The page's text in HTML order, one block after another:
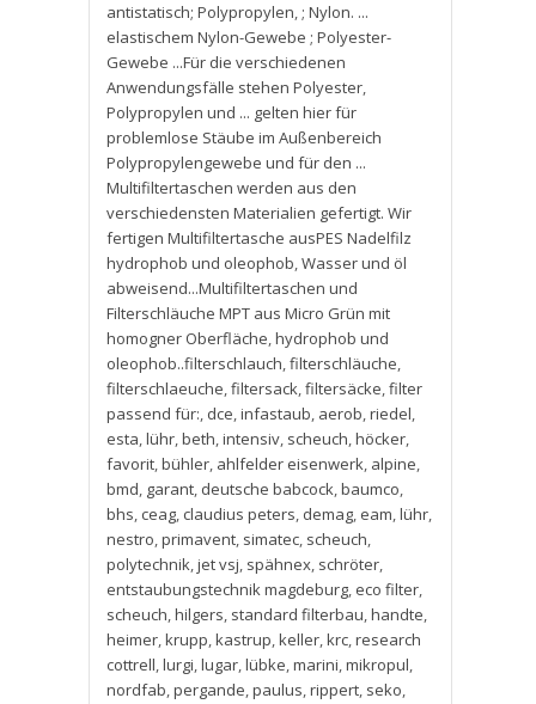
antistatisch; Polypropylen, ; Nylon. ...
elastischem Nylon-Gewebe ; Polyester-
Gewebe ...Für die verschiedenen
Anwendungsfälle stehen Polyester,
Polypropylen und ... gelten hier für
problemlose Stäube im Außenbereich
Polypropylengewebe und für den ...
Multifiltertaschen werden aus den
verschiedensten Materialien gefertigt. Wir
fertigen Multifiltertasche ausPES Nadelfilz
hydrophob und oleophob,Wasser und öl
abweisend...Multifiltertaschen und
Filterschläuche MPT aus Micro Grün mit
homogner Oberfläche,hydrophob und
oleophob..filterschlauch,filterschläuche,
filterschlaeuche,filtersack,filtersäcke,filter
passend für:, dce,infastaub, aerob,riedel,
esta,lühr,beth,intensiv, scheuch,höcker,
favorit,bühler, ahlfelder eisenwerk, alpine,
bmd, garant, deutsche babcock,baumco,
bhs, ceag, claudius peters, demag, eam,lühr,
nestro,primavent, simatec, scheuch,
polytechnik,jet vsj, spähnex, schröter,
entstaubungstechnik magdeburg, eco filter,
scheuch,hilgers, standard filterbau,handte,
heimer,krupp,kastrup,keller,krc,research
cottrell,lurgi,lugar,lübke,marini,mikropul,
nordfab,pergande,paulus,rippert, seko,